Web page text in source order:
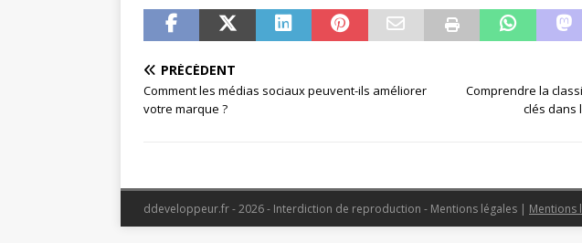
PRÉCÉDENT
Comment les médias sociaux peuvent-ils améliorer
votre marque ?
Comprendre la
clés dans
ddeveloppeur.fr - 2026 - Interdiction de reproduction - Mentions légales | Mentions